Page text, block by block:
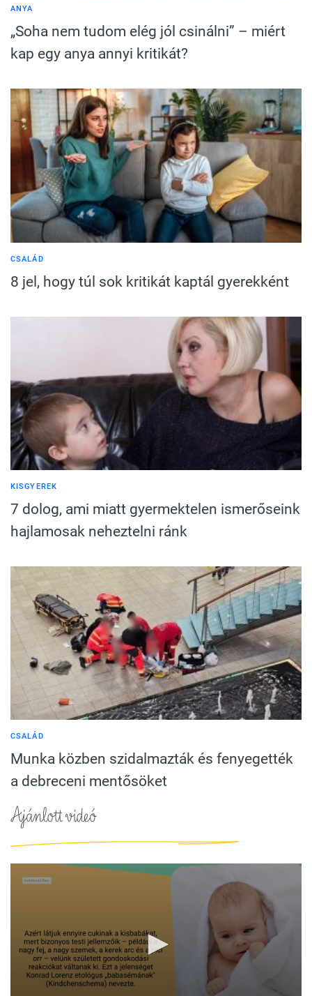
ANYA
„Soha nem tudom elég jól csinálni” – miért
kap egy anya annyi kritikát?
CSALÁD
8 jel, hogy túl sok kritikát kaptál gyerekként
KISGYEREK
7 dolog, ami miatt gyermektelen ismerőseink
hajlamosak neheztelni ránk
CSALÁD
Munka közben szidalmazták és fenyegették
a debreceni mentősöket
Ajánlott videó